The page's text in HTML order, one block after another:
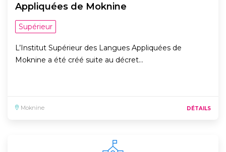
Appliquées de Moknine
Supérieur
L’Institut Supérieur des Langues Appliquées de
Moknine a été créé suite au décret…
Moknine DÉTAILS